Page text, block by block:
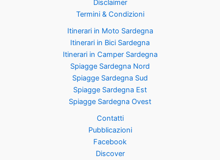
Disclaimer
Termini & Condizioni
Itinerari in Moto Sardegna
Itinerari in Bici Sardegna
Itinerari in Camper Sardegna
Spiagge Sardegna Nord
Spiagge Sardegna Sud
Spiagge Sardegna Est
Spiagge Sardegna Ovest
Contatti
Pubblicazioni
Facebook
Discover